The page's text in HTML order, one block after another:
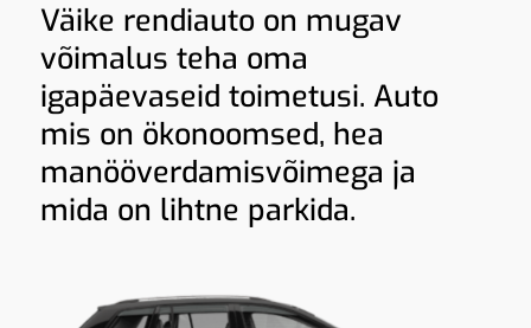
Väike rendiauto on mugav
võimalus teha oma
igapäevaseid toimetusi. Auto
mis on ökonoomsed, hea
manööverdamisvõimega ja
mida on lihtne parkida.